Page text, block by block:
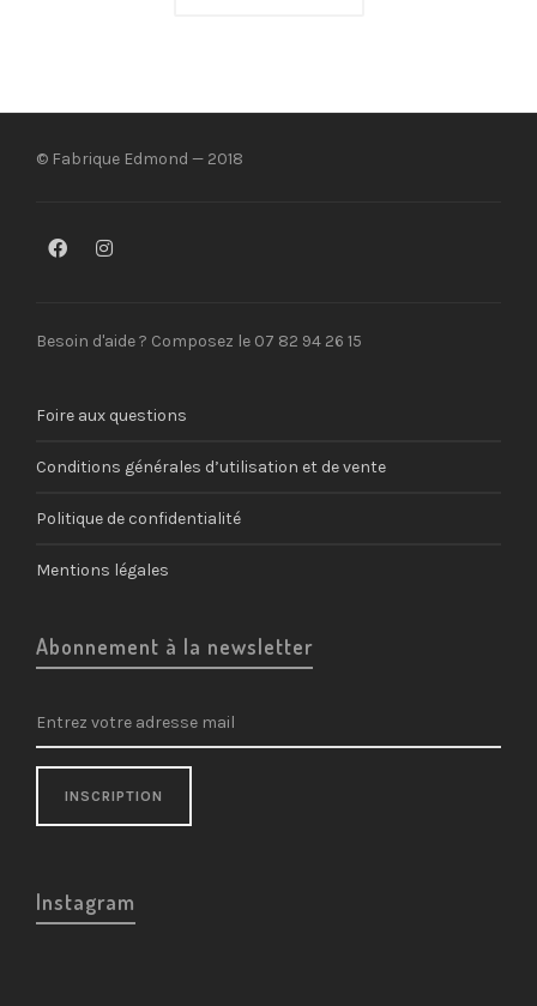
© Fabrique Edmond — 2018
Besoin d'aide ? Composez le 07 82 94 26 15
Foire aux questions
Conditions générales d’utilisation et de vente
Politique de confidentialité
Mentions légales
Abonnement à la newsletter
Instagram